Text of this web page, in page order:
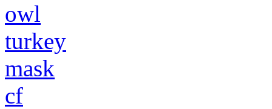
owl
turkey
mask
cf